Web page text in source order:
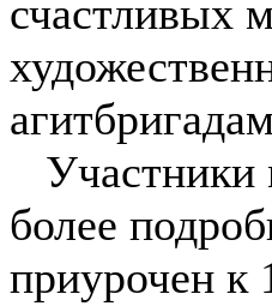
счастливых
Участники
более
приурочен к